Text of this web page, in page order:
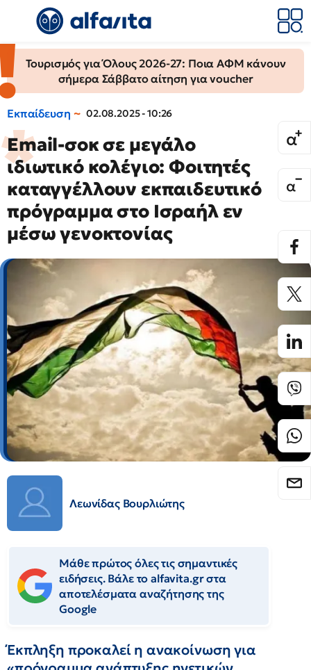
Τουρισμός για Όλους 2026-27: Ποια ΑΦΜ κάνουν
σήμερα Σάββατο αίτηση για voucher
Εκπαίδευση 02.08.2025 - 10:26
Email-σοκ σε μεγάλο
ιδιωτικό κολέγιο: Φοιτητές
καταγγέλλουν εκπαιδευτικό
πρόγραμμα στο Ισραήλ εν
μέσω γενοκτονίας
Λεωνίδας Βουρλιώτης
Μάθε πρώτος όλες τις σημαντικές
ειδήσεις. Βάλε το alfavita.gr στα
αποτελέσματα αναζήτησης της
Google
Έκπληξη προκαλεί η ανακοίνωση για